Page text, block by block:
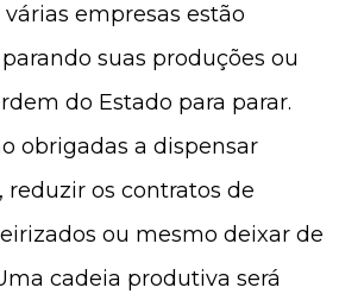
empresas estão
suas produções ou
do Estado para parar.
obrigadas a dispensar
reduzir os contratos de
ou mesmo deixar de
cadeia produtiva será